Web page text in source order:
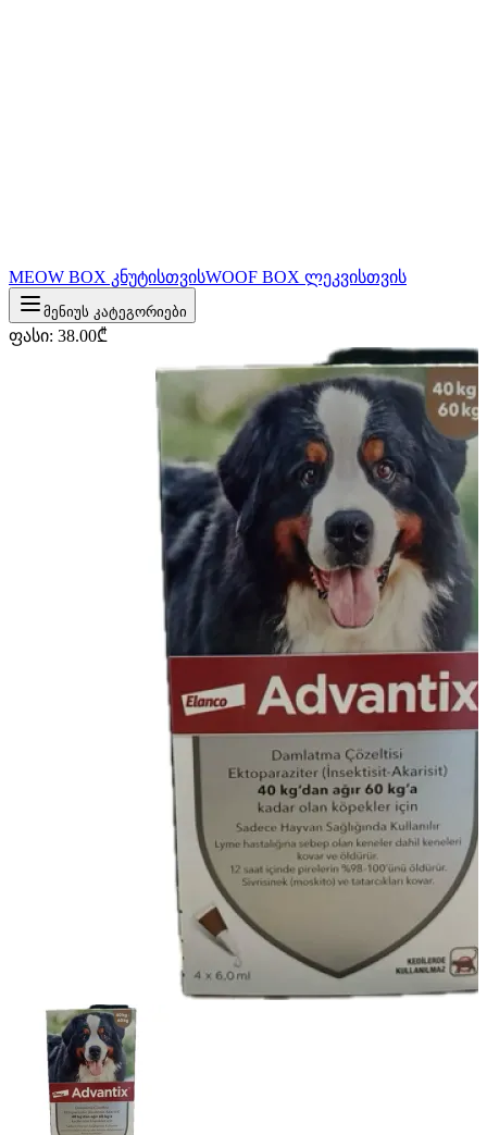
MEOW BOX კნუტისთვისWOOF BOX ლეკვისთვის
მენიუს კატეგორიები
ფასი: 38.00₾